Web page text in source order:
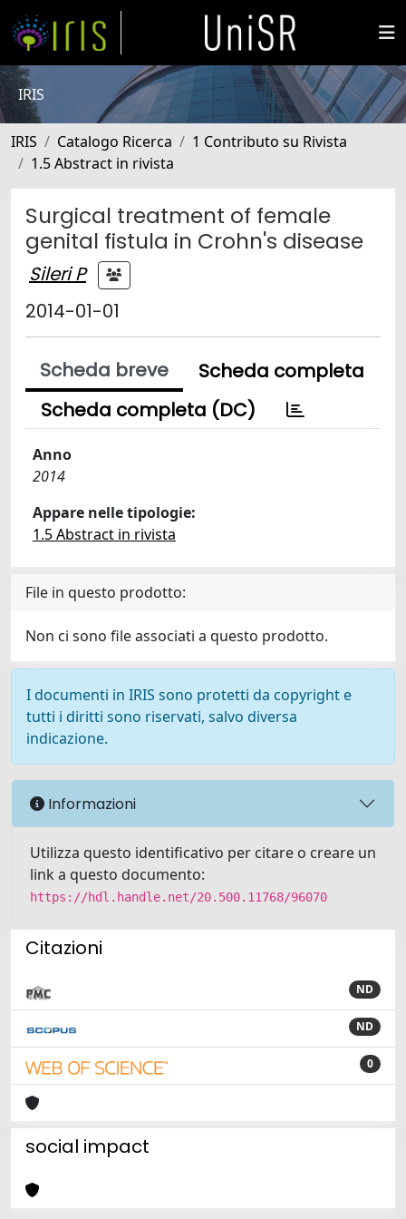
IRIS
IRIS Catalogo Ricerca
1 Contributo su Rivista
1.5 Abstract in rivista
Surgical treatment of female
genital fistula in Crohn's disease
Sileri P
2014-01-01
Scheda breve
Scheda completa
Scheda completa (DC)
Anno
2014
Appare nelle tipologie:
1.5 Abstract in rivista
File in questo prodotto:
Non ci sono file associati a questo prodotto.
I documenti in IRIS sono protetti da copyright e
tutti i diritti sono riservati, salvo diversa
indicazione.
Informazioni
Utilizza questo identificativo per citare o creare un
link a questo documento:
https://hdl.handle.net/20.500.11768/96070
Citazioni
ND
ND
0
social impact